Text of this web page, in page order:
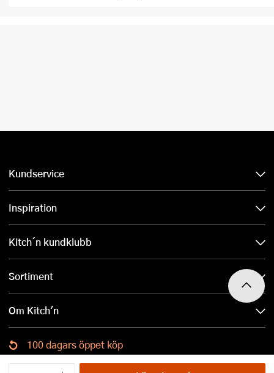
Kundservice
Inspiration
Kitch´n kundklubb
Sortiment
Om Kitch'n
100 dagars öppet köp
Ladda ned Kitch´n-appen